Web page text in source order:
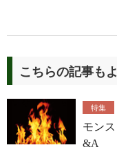
こちらの記事も
特集
モン
&A